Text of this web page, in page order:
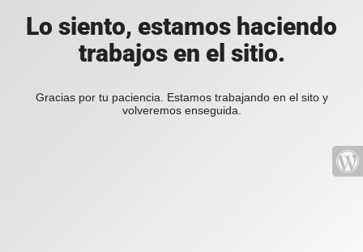
Lo siento, estamos haciendo
trabajos en el sitio.
Gracias por tu paciencia. Estamos trabajando en el sito y
volveremos enseguida.